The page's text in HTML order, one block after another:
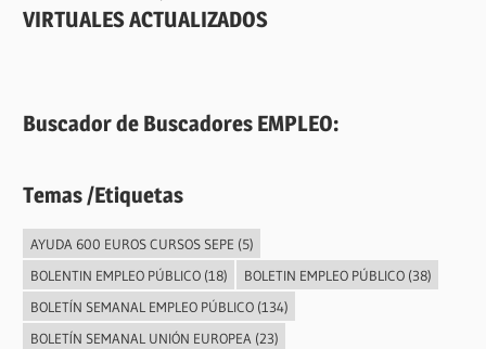
VIRTUALES ACTUALIZADOS
Buscador de Buscadores EMPLEO:
Temas /Etiquetas
AYUDA 600 EUROS CURSOS SEPE (5)
BOLENTIN EMPLEO PÚBLICO(18) BOLETIN EMPLEO PÚBLICO(38)
BOLETÍN SEMANAL EMPLEO PÚBLICO(134)
BOLETÍN SEMANAL UNIÓN EUROPEA (23)